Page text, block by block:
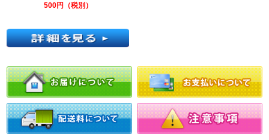
500円（税別）